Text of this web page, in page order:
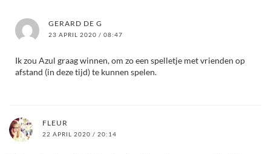
GERARD DE G
23 APRIL 2020 / 08:47
Ik zou Azul graag winnen, om zo een spelletje met vrienden op
afstand (in deze tijd) te kunnen spelen.
FLEUR
22 APRIL 2020 / 20:14